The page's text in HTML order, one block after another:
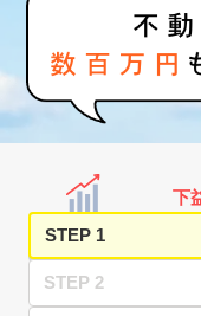
下
STEP 1
STEP 2
不動産の売却・一括
家査定シミュレーター
お問い合わせ